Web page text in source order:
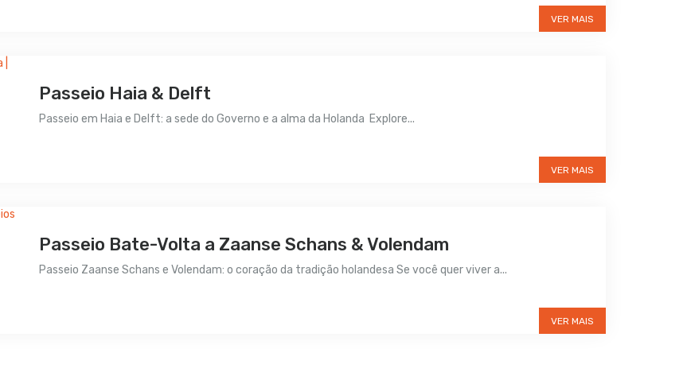
VER MAIS
Passeio Haia & Delft
Passeio em Haia e Delft: a sede do Governo e a alma da Holanda Explore...
VER MAIS
Passeio Bate-Volta a Zaanse Schans & Volendam
Passeio Zaanse Schans e Volendam: o coração da tradição holandesa Se você quer viver a...
VER MAIS